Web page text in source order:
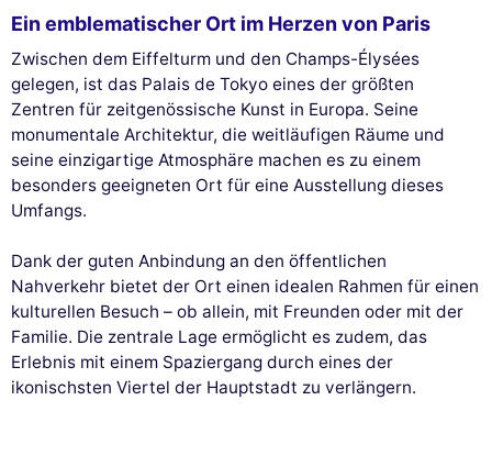
Ein emblematischer Ort im Herzen von Paris
Zwischen dem Eiffelturm und den Champs-Élysées
gelegen, ist das Palais de Tokyo eines der größten
Zentren für zeitgenössische Kunst in Europa. Seine
monumentale Architektur, die weitläufigen Räume und
seine einzigartige Atmosphäre machen es zu einem
besonders geeigneten Ort für eine Ausstellung dieses
Umfangs.
Dank der guten Anbindung an den öffentlichen
Nahverkehr bietet der Ort einen idealen Rahmen für einen
kulturellen Besuch – ob allein, mit Freunden oder mit der
Familie. Die zentrale Lage ermöglicht es zudem, das
Erlebnis mit einem Spaziergang durch eines der
ikonischsten Viertel der Hauptstadt zu verlängern.